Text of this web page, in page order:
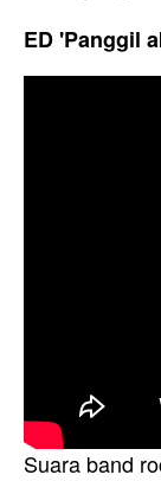
ED 'Panggil
Suara band